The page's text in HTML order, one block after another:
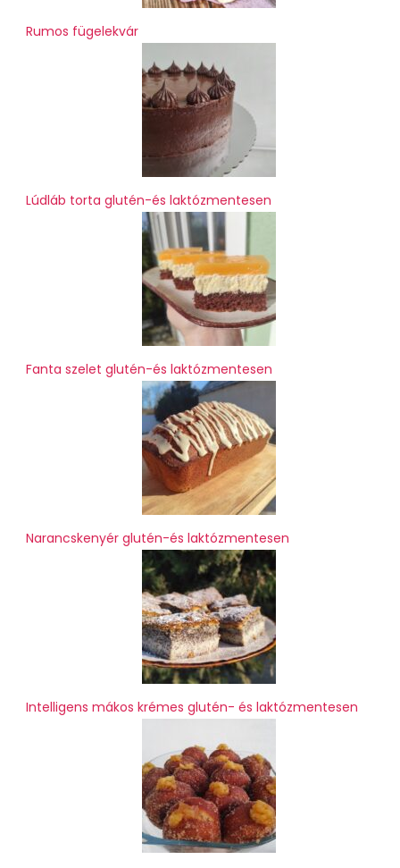
Rumos fügelekvár
Lúdláb torta glutén-és laktózmentesen
Fanta szelet glutén-és laktózmentesen
Narancskenyér glutén-és laktózmentesen
Intelligens mákos krémes glutén- és laktózmentesen